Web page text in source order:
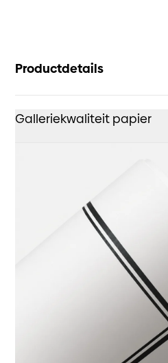
Productdetails
Galleriekwaliteit papier